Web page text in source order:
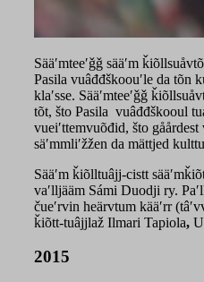
Sääʹmteeʹǧǧ sääʹm
Pasila vuâđđškoouʹle da tõn
klaʹsse. Sääʹmteeʹǧǧ
tõt, što Pasila vuâđđškooul
vueiʹttemvuõđid, što gåårdest
säʹmmliʹžžen da mättjed
Sääʹm ǩiõlltuâjj-cistt
vaʹlljääm Sámi Duodji ry.
čueʹrvin heärvtum kääʹrr
ǩiõtt-tuâjjlaž Ilmari Tapiola,
2015